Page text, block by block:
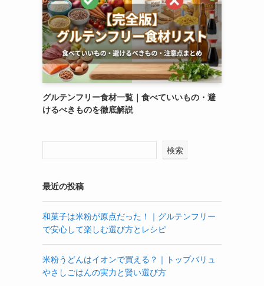
グルテンフリー食材一覧｜食べていいもの・避
けるべきものを徹底解説
検索
最近の投稿
和菓子は米粉が原点だった！｜グルテンフリー
で安心して楽しむ選び方とレシピ
米粉うどんはイオンで買える？｜トップバリュ
やさしごはんの実力と賢い選び方